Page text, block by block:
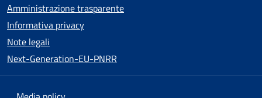
Amministrazione trasparente
Informativa privacy
Note legali
Next-Generation-EU-PNRR